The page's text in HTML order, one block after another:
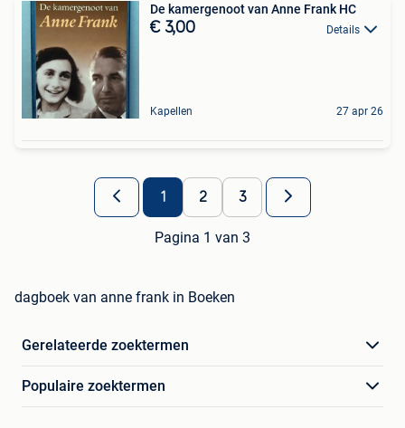
De kamergenoot van Anne Frank HC
€ 3,00 Details
Kapellen 27 apr 26
1 2 3
Pagina 1 van 3
dagboek van anne frank in Boeken
Gerelateerde zoektermen
Populaire zoektermen